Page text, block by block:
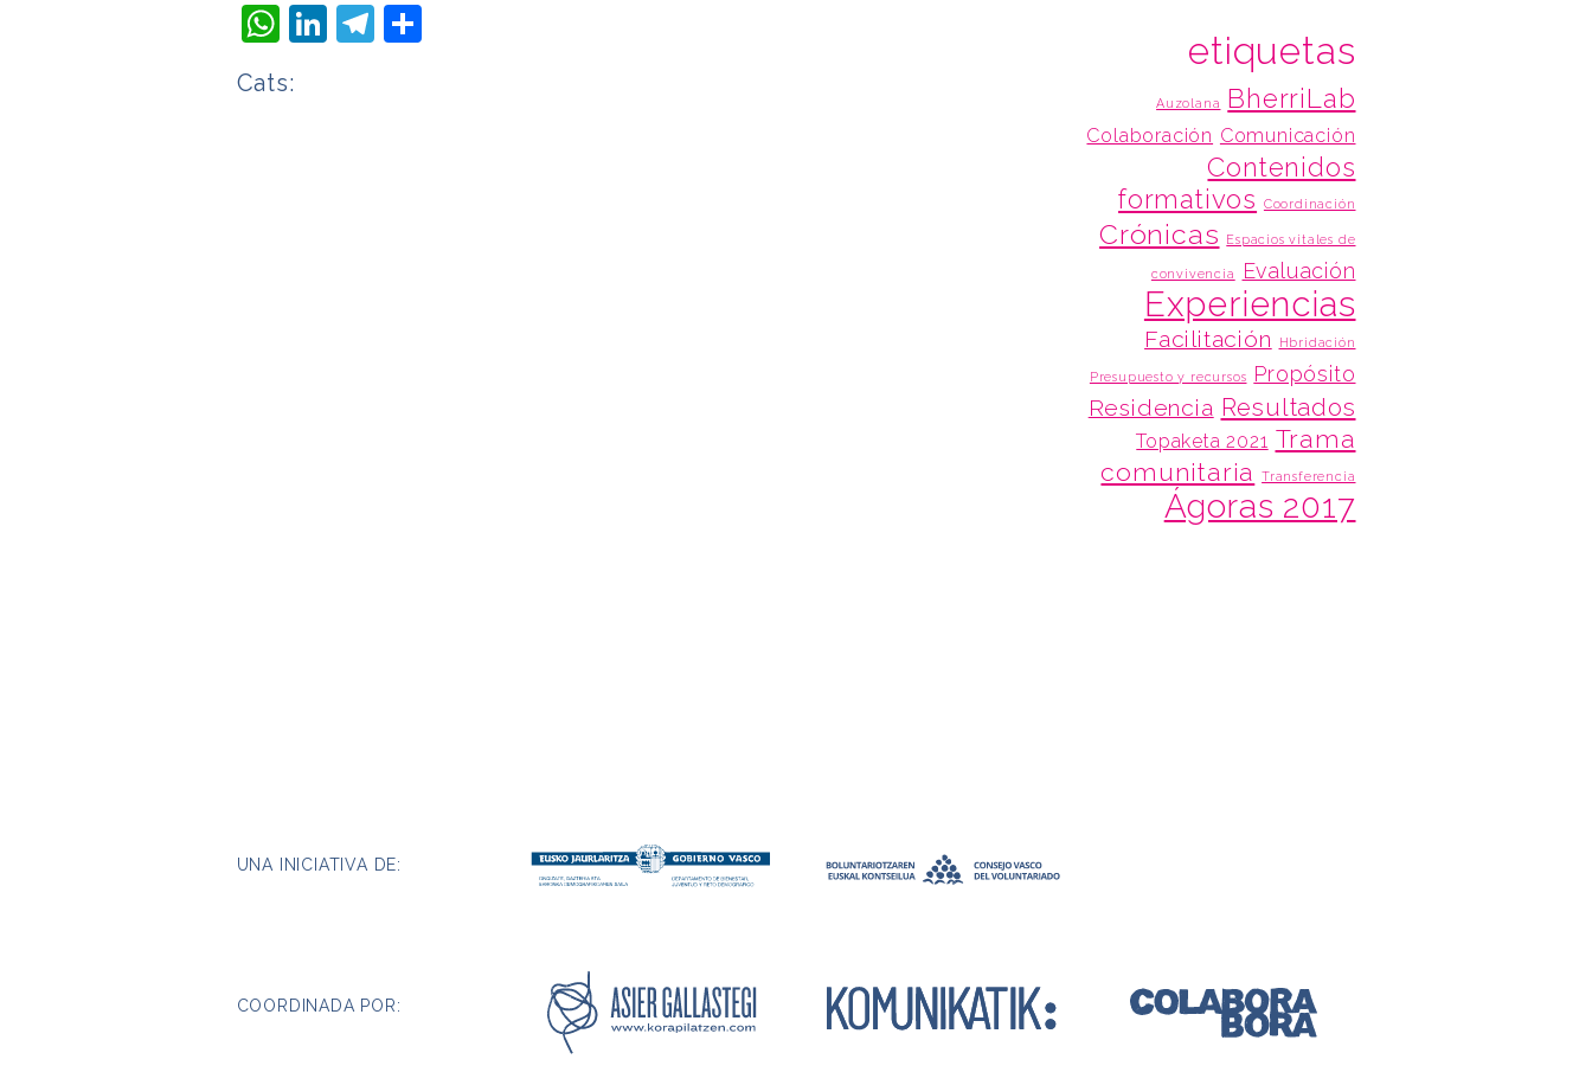
WhatsApp
LinkedIn
Telegram
Compartir
Cats:
etiquetas
Auzolana BherriLab
Colaboración Comunicación
Contenidos
formativos
Coordinación
Crónicas Espacios vitales de
convivencia Evaluación
Experiencias
Facilitación Hbridación
Presupuesto y recursos Propósito
Residencia Resultados
Topaketa 2021 Trama
comunitaria
Transferencia
Ágoras 2017
UNA INICIATIVA DE:
COORDINADA POR: